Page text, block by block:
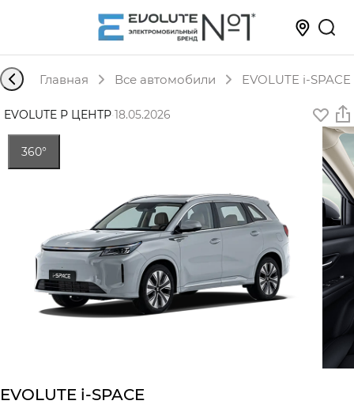
Главная Все автомобили EVOLUTE i-
EVOLUTE Р ЦЕНТР·18.05.2026
360°
EVOLUTE i-SPACE